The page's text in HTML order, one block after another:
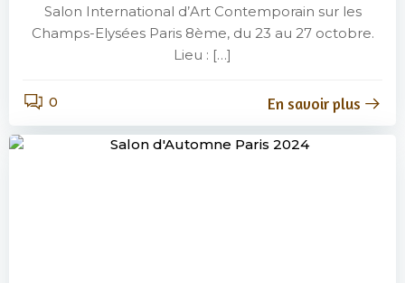
Salon International d’Art Contemporain sur les
Champs-Elysées Paris 8ème, du 23 au 27 octobre.
Lieu : […]
0 En savoir plus